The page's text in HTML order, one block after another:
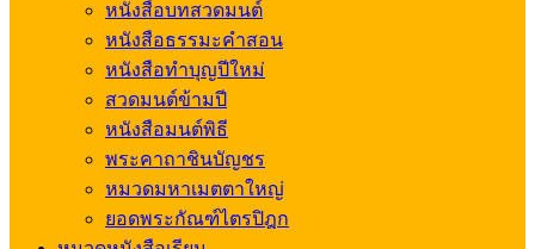
หนังสือบทสวดมนต์
หนังสือธรรมะคำสอน
หนังสือทำบุญปีใหม่
สวดมนต์ข้ามปี
หนังสือมนต์พิธี
พระคาถาชินบัญชร
หมวดมหาเมตตาใหญ่
ยอดพระกัณฑ์ไตรปิฎก